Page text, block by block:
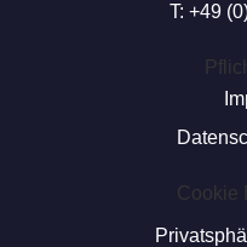
T: +49
Cookie